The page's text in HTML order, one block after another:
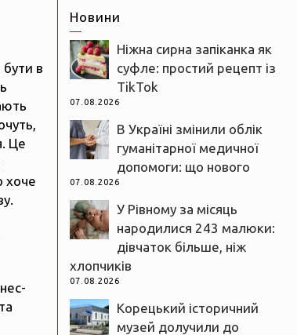
бути в
Це
хоче
Новини
Ніжна сирна запіканка як
суфле: простий рецепт із
TikTok
07.08.2026
В Україні змінили облік
гуманітарної медичної
допомоги: що нового
07.08.2026
У Рівному за місяць
народилися 243 малюки:
дівчаток більше, ніж
хлопчиків
07.08.2026
Корецький історичний
музей долучили до